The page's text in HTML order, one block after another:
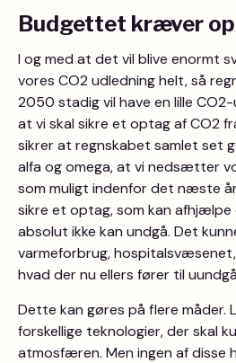
Budgettet kræver
I og med at det vil blive enormt
vores CO2 udledning helt, så
2050 stadig vil have en lille
at vi skal sikre et optag af CO2
sikrer at regnskabet samlet set
alfa og omega, at vi nedsætter
som muligt indenfor det næste
sikre et optag, som kan afhjælpe
absolut ikke kan undgå. Det
varmeforbrug,
hvad der nu ellers fører til
Dette kan gøres på flere måder.
forskellige teknologier, der skal
atmosfæren. Men ingen af disse